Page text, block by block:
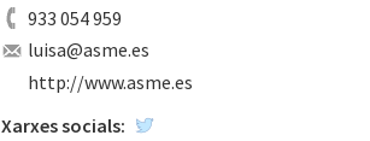
933 054 959
luisa@asme.es
http://www.asme.es
Xarxes socials: